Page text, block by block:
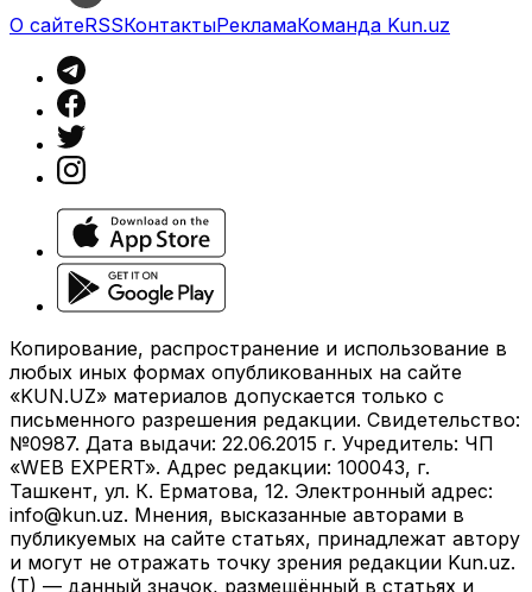
О сайтеRSSКонтактыРекламаКоманда Kun.uz
Копирование, распространение и использование в
любых иных формах опубликованных на сайте
«KUN.UZ» материалов допускается только с
письменного разрешения редакции. Свидетельство:
№0987. Дата выдачи: 22.06.2015 г. Учредитель: ЧП
«WEB EXPERT». Адрес редакции: 100043, г.
Ташкент, ул. К. Ерматова, 12. Электронный адрес:
info@kun.uz. Мнения, высказанные авторами в
публикуемых на сайте статьях, принадлежат автору
и могут не отражать точку зрения редакции Kun.uz.
(T) — данный значок, размещённый в статьях и